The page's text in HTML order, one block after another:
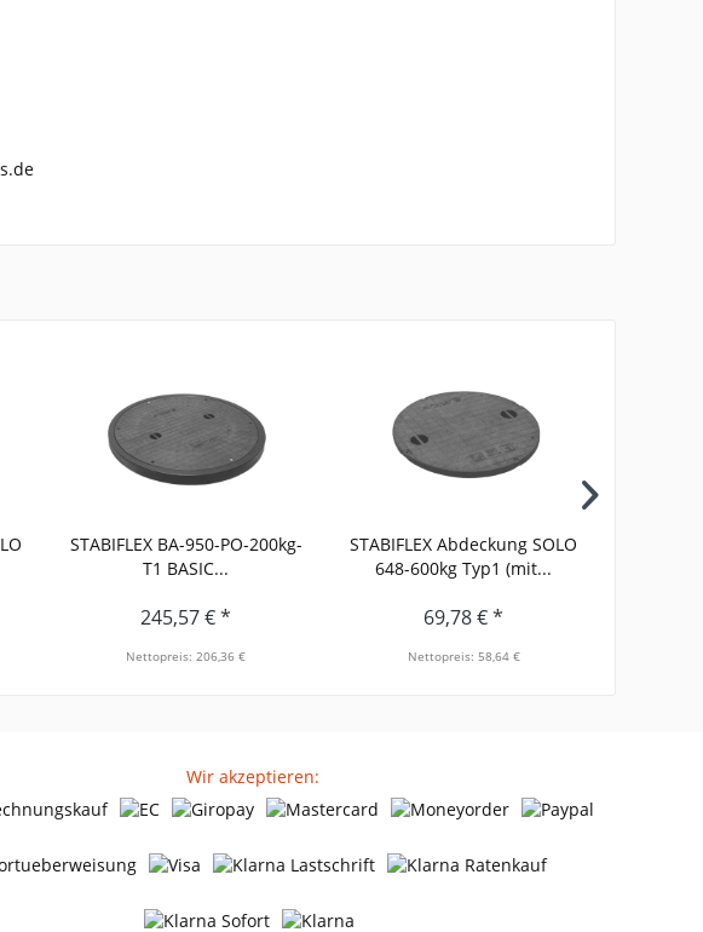
STABIFLEX BA-950-PO-200kg-
T1 BASIC...
245,57 € *
Nettopreis: 206,36 €
STABIFLEX Abdeckung SOLO
648-600kg Typ1 (mit...
69,78 € *
Nettopreis: 58,64 €
Wir akzeptieren: